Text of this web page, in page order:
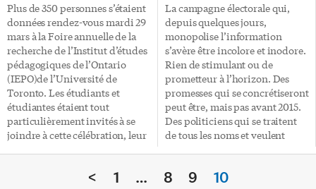
Plus de 350 personnes s’étaient
données rendez-vous mardi 29
mars à la Foire annuelle de la
recherche de l’Institut d’études
pédagogiques de l’Ontario
(IEPO)de l’Université de
Toronto. Les étudiants et
étudiantes étaient tout
particulièrement invités à se
joindre à cette célébration, leur
professoral, les étudiants, le
La campagne électorale qui,
depuis quelques jours,
monopolise l’information
s’avère être incolore et inodore.
Rien de stimulant ou de
prometteur à l’horizon. Des
promesses qui se concrétiseront
peut être, mais pas avant 2015.
Des politiciens qui se traitent
de tous les noms et veulent
leur adversaires. Cette situation
< 1 … 8 9 10